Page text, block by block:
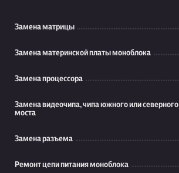
Замена матрицы
Замена материнской платы моноблока
Замена процессора
Замена видеочипа, чипа южного или северного
моста
Замена разъема
Ремонт цепи питания моноблока